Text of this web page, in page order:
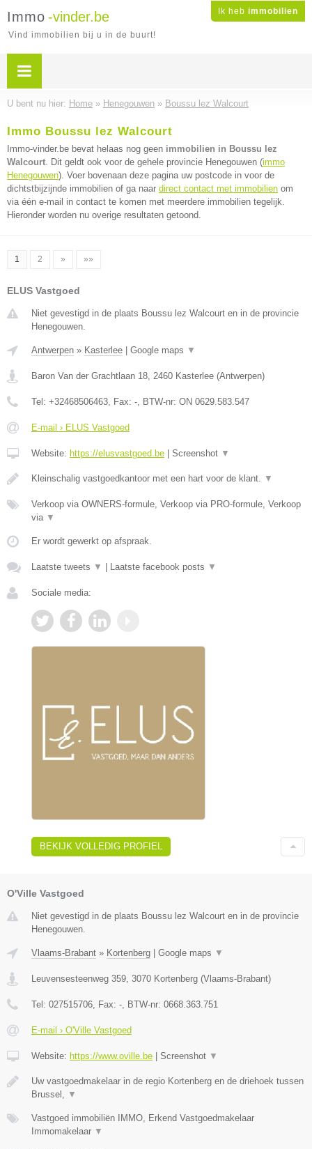
Ik heb immobilien
Immo -vinder.be
Vind immobilien bij u in de buurt!
U bent nu hier: Home » Henegouwen » Boussu lez Walcourt
Immo Boussu lez Walcourt
Immo-vinder.be bevat helaas nog geen immobilien in Boussu lez
Walcourt. Dit geldt ook voor de gehele provincie Henegouwen (immo
Henegouwen). Voer bovenaan deze pagina uw postcode in voor de
dichtstbijzijnde immobilien of ga naar direct contact met immobilien om
via één e-mail in contact te komen met meerdere immobilien tegelijk.
Hieronder worden nu overige resultaten getoond.
1 2 » »»
ELUS Vastgoed
Niet gevestigd in de plaats Boussu lez Walcourt en in de provincie
Henegouwen.
Antwerpen » Kasterlee Google maps ▼
Baron Van der Grachtlaan 18, 2460 Kasterlee (Antwerpen)
Tel: +32468506463, Fax: -, BTW-nr: ON 0629.583.547
E-mail › ELUS Vastgoed
Website: https://elusvastgoed.be Screenshot ▼
Kleinschalig vastgoedkantoor met een hart voor de klant. ▼
Verkoop via OWNERS-formule, Verkoop via PRO-formule, Verkoop
via ▼
Er wordt gewerkt op afspraak.
Laatste tweets ▼ Laatste facebook posts ▼
Sociale media:
BEKIJK VOLLEDIG PROFIEL
O'Ville Vastgoed
Niet gevestigd in de plaats Boussu lez Walcourt en in de provincie
Henegouwen.
Vlaams-Brabant » Kortenberg Google maps ▼
Leuvensesteenweg 359, 3070 Kortenberg (Vlaams-Brabant)
Tel: 027515706, Fax: -, BTW-nr: 0668.363.751
E-mail › O'Ville Vastgoed
Website: https://www.oville.be Screenshot ▼
Uw vastgoedmakelaar in de regio Kortenberg en de driehoek tussen
Brussel, ▼
Vastgoed immobiliën IMMO, Erkend Vastgoedmakelaar
Immomakelaar ▼